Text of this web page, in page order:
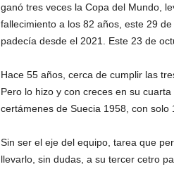
ganó tres veces la Copa del Mundo,
fallecimiento a los 82 años, este 29
padecía desde el 2021. Este 23 de
Hace 55 años, cerca de cumplir las
Pero lo hizo y con creces en su
certámenes de Suecia 1958, con solo
Sin ser el eje del equipo, tarea que
llevarlo, sin dudas, a su tercer cetro